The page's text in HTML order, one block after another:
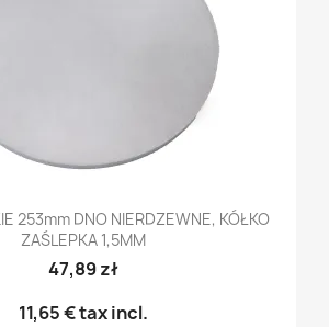
253mm DNO NIERDZEWNE, KÓŁKO
ZAŚLEPKA 1,5MM
47,89 zł
11,65 €tax incl.